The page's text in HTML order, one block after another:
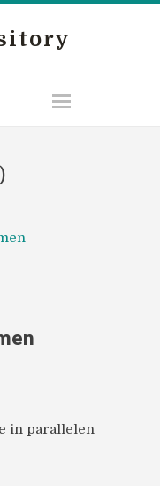
in parallelen